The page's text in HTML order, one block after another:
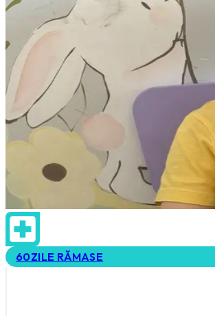
60ZILE RĂMASE